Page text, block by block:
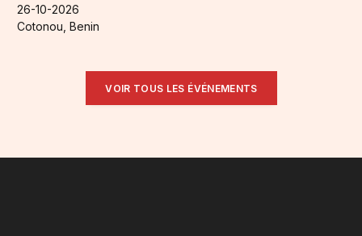
26-10-2026
Cotonou, Benin
VOIR TOUS LES ÉVÉNEMENTS